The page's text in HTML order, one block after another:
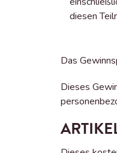
diesen
Das
Dieses